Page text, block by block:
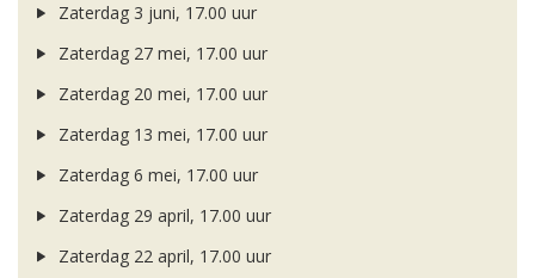
Zaterdag 3 juni, 17.00 uur
Zaterdag 27 mei, 17.00 uur
Zaterdag 20 mei, 17.00 uur
Zaterdag 13 mei, 17.00 uur
Zaterdag 6 mei, 17.00 uur
Zaterdag 29 april, 17.00 uur
Zaterdag 22 april, 17.00 uur